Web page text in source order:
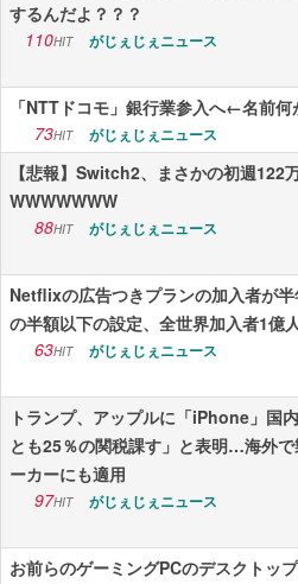
するんだよ？？？
110HIT がじぇじぇニュース
「NTTドコモ」銀行業参入へ←名前何
73HIT がじぇじぇニュース
【悲報】Switch2、まさかの初週122
WWWWWWW
88HIT がじぇじぇニュース
Netflixの広告つきプランの加入者が
の半額以下の設定、全世界加入者1億
63HIT がじぇじぇニュース
トランプ、アップルに「iPhone」国
とも25％の関税課す」と表明…海外
ーカーにも適用
97HIT がじぇじぇニュース
お前らのゲーミングPCのデスクトッ